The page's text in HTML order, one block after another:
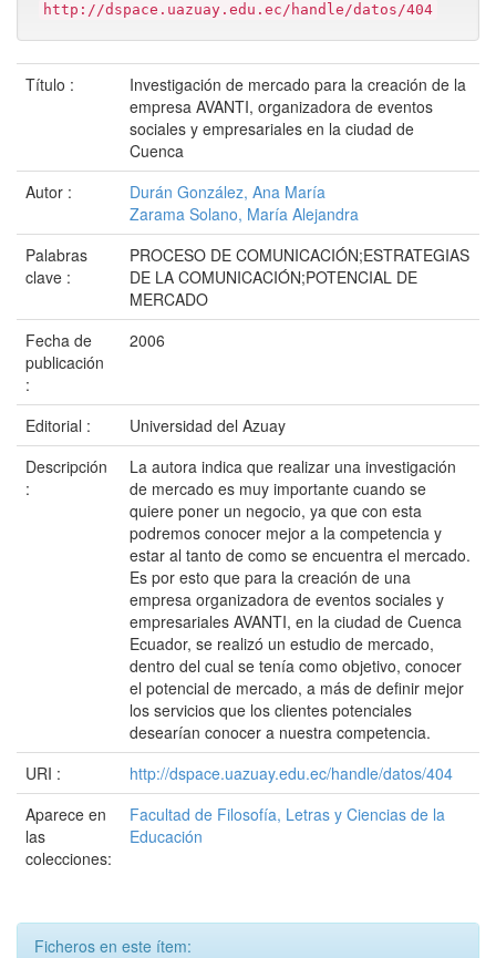
http://dspace.uazuay.edu.ec/handle/datos/404
Título :
Investigación de mercado para la creación de la
empresa AVANTI, organizadora de eventos
sociales y empresariales en la ciudad de
Cuenca
Autor :
Durán González, Ana María
Zarama Solano, María Alejandra
Palabras
clave :
PROCESO DE COMUNICACIÓN;ESTRATEGIAS
DE LA COMUNICACIÓN;POTENCIAL DE
MERCADO
Fecha de
publicación
:
2006
Editorial :
Universidad del Azuay
Descripción
:
La autora indica que realizar una investigación
de mercado es muy importante cuando se
quiere poner un negocio, ya que con esta
podremos conocer mejor a la competencia y
estar al tanto de como se encuentra el mercado.
Es por esto que para la creación de una
empresa organizadora de eventos sociales y
empresariales AVANTI, en la ciudad de Cuenca
Ecuador, se realizó un estudio de mercado,
dentro del cual se tenía como objetivo, conocer
el potencial de mercado, a más de definir mejor
los servicios que los clientes potenciales
desearían conocer a nuestra competencia.
URI :
http://dspace.uazuay.edu.ec/handle/datos/404
Aparece en
las
colecciones:
Facultad de Filosofía, Letras y Ciencias de la
Educación
Ficheros en este ítem: